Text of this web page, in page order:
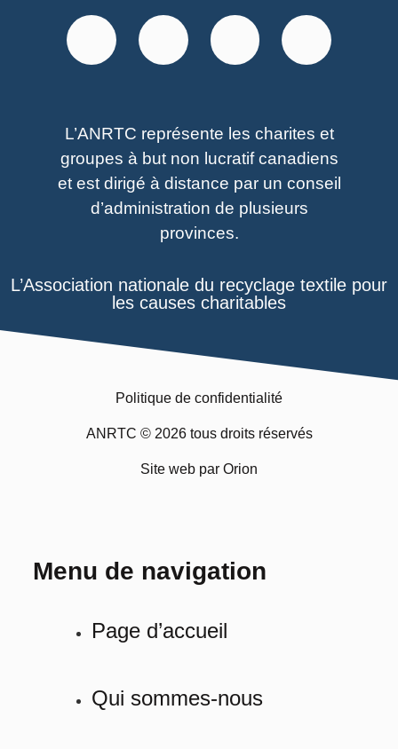
L’ANRTC représente les charites et
groupes à but non lucratif canadiens
et est dirigé à distance par un conseil
d’administration de plusieurs
provinces.
L’Association nationale du recyclage textile pour
les causes charitables
Politique de confidentialité
ANRTC © 2026 tous droits réservés
Site web par Orion
Menu de navigation
Page d’accueil
Qui sommes-nous